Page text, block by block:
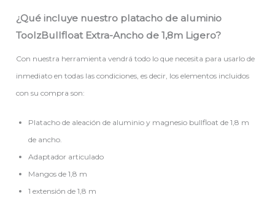
¿Qué incluye nuestro platacho de aluminio
ToolzBullfloat Extra-Ancho de 1,8m Ligero?
Con nuestra herramienta vendrá todo lo que necesita para usarlo de
inmediato en todas las condiciones, es decir, los elementos incluidos
con su compra son:
Platacho de aleación de aluminio y magnesio bullfloat de 1,8 m
de ancho.
Adaptador articulado
Mangos de 1,8 m
1 extensión de 1,8 m